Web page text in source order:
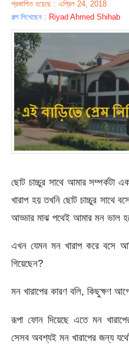
প্রকাশিত হয়েছে : এপ্রিল 24, 2018
গল্প লিখেছেন : Riyad Ahmed Shihab
ছোট চাচ্চুর সাথে আমার সম্পর্কটা
খারাপ হয় তখনি ছোট চাচ্চুর সাথে
আড্ডার মাঝ পথেই আমার মন ভাল
এখন যেমন মন খারাপ করে বসে
গিয়েছেন?
মন খারাপের কারণ বলি, কিছুক্ষণ
রূপা ফোন দিয়েছে এতে মন
সেসব অবশ্যই মন খারাপের জন্য